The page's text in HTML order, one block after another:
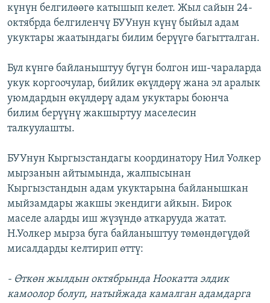
күнүн белгилөөгө катышып келет. Жыл сайын 24-
октябрда белгиленчү БУУнун күнү быйыл адам
укуктары жаатындагы билим берүүгө багытталган.
Бул күнгө байланыштуу бүгүн болгон иш-чараларда
укук коргоочулар, бийлик өкүлдөрү жана эл аралык
уюмдардын өкүлдөрү адам укуктары боюнча
билим берүүнү жакшыртуу маселесин
талкуулашты.
БУУнун Кыргызстандагы координатору Нил Уолкер
мырзанын айтымында, жалпысынан
Кыргызстандын адам укуктарына байланышкан
мыйзамдары жакшы экендиги айкын. Бирок
маселе аларды иш жүзүндө аткарууда жатат.
Н.Уолкер мырза буга байланыштуу төмөндөгүдөй
мисалдарды келтирип өттү:
- Өткөн жылдын октябрында Ноокатта элдик
камоолор болуп, натыйжада камалган адамдарга